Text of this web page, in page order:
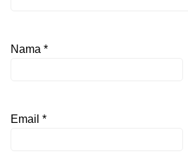
Nama *
Email *